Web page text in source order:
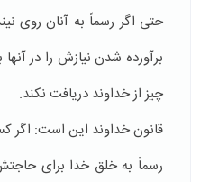
حتی اگر رسماً به آنان روی
برآورده شدن نیازش را در
چیز از خداوند دریافت نکند.
قانون خداوند این است: اگر
رسماً به خلق خدا برای